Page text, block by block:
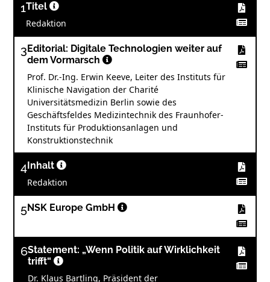
1Titel
Redaktion
3 Editorial: Digitale Technologien weiter auf
dem Vormarsch
Prof. Dr.-Ing. Erwin Keeve, Leiter des Instituts für
Klinische Navigation der Charité
Universitätsmedizin Berlin sowie des
Geschäftsfeldes Medizintechnik des Fraunhofer-
Instituts für Produktionsanlagen und
Konstruktionstechnik
4 Inhalt
Redaktion
5NSK Europe GmbH
6Statement: „Wenn Politik auf Wirklichkeit
trifft“
Dr. Klaus Bartling, Präsident der